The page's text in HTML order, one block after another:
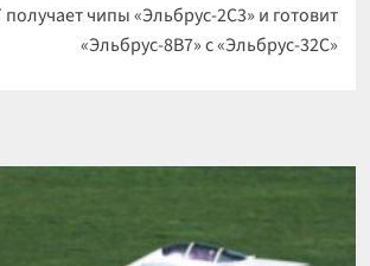
чипы «Эльбрус-2С3» и готовит
«Эльбрус-8В7» с «Эльбрус-32С»